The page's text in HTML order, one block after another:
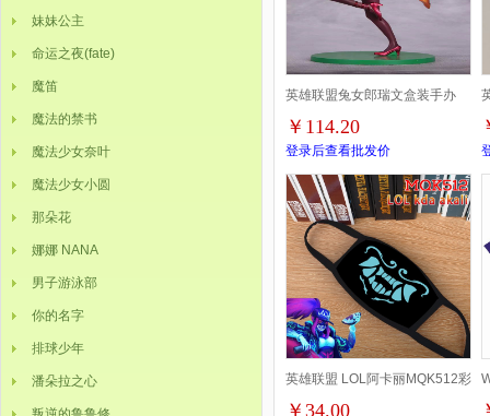
妹妹公主
命运之夜(fate)
魔笛
魔法的禁书
魔法少女奈叶
魔法少女小圆
那朵花
娜娜 NANA
男子游泳部
你的名字
排球少年
潘朵拉之心
英雄联盟兔女郎瑞文盒装手办
19.5CM一箱32个
￥114.20
登录后查看批发价
英雄联盟 LOL阿卡丽MQK512彩
￥34.00